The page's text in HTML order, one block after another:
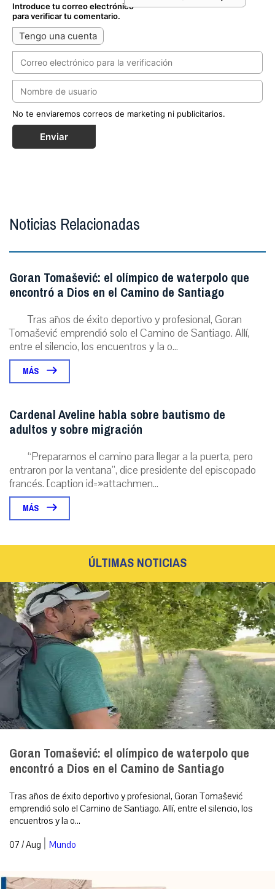
Introduce tu correo electrónico
para verificar tu comentario.
Tengo una cuenta
No te enviaremos correos de marketing ni publicitarios.
Enviar
Noticias Relacionadas
Goran Tomašević: el olímpico de waterpolo que
encontró a Dios en el Camino de Santiago
Tras años de éxito deportivo y profesional, Goran
Tomašević emprendió solo el Camino de Santiago. Allí,
entre el silencio, los encuentros y la o...
MÁS
Cardenal Aveline habla sobre bautismo de
adultos y sobre migración
“Preparamos el camino para llegar a la puerta, pero
entraron por la ventana”, dice presidente del episcopado
francés. [caption id=»attachmen...
MÁS
ÚLTIMAS NOTICIAS
Goran Tomašević: el olímpico de waterpolo que
encontró a Dios en el Camino de Santiago
Tras años de éxito deportivo y profesional, Goran Tomašević
emprendió solo el Camino de Santiago. Allí, entre el silencio, los
encuentros y la o...
07 / Aug | Mundo